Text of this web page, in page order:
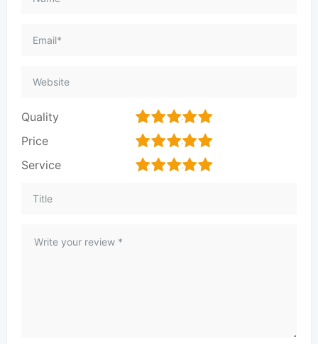
Quality 5
4
3
2
Price 5
4
3
2
Service 5
4
3
2